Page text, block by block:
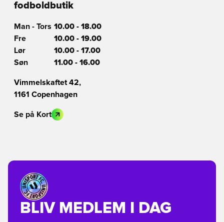
fodboldbutik
Man - Tors 10.00 - 18.00
Fre
10.00 - 19.00
Lør
10.00 - 17.00
Søn
11.00 - 16.00
Vimmelskaftet 42,
1161 Copenhagen
Se på Kort
BLIV MEDLEM I DAG